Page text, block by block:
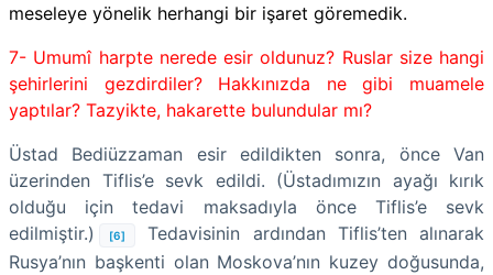
meseleye yönelik herhangi bir işaret göremedik.
7- Umumî harpte nerede esir oldunuz? Ruslar size hangi
şehirlerini gezdirdiler? Hakkınızda ne gibi muamele
yaptılar? Tazyikte, hakarette bulundular mı?
Üstad Bediüzzaman esir edildikten sonra, önce Van
üzerinden Tiflis’e sevk edildi. (Üstadımızın ayağı kırık
olduğu için tedavi maksadıyla önce Tiflis’e sevk
edilmiştir.)
[6]
Tedavisinin ardından Tiflis’ten alınarak
Rusya’nın başkenti olan Moskova’nın kuzey doğusunda,